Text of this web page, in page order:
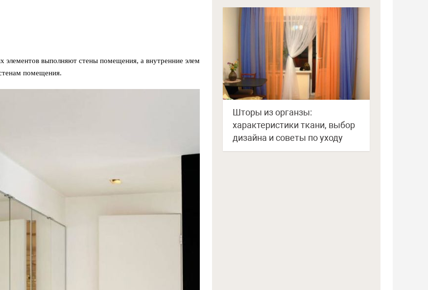
выполняют стены помещения, а внутренние элем
помещения.
Шторы из органзы:
характеристики ткани, выбор
дизайна и советы по уходу